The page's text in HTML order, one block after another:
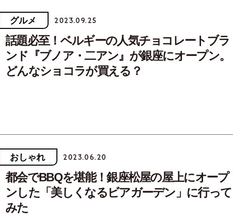
グルメ 2023.09.25
話題必至！ベルギーの人気チョコレートブラ
ンド『ブノア・二アン』が銀座にオープン。
どんなショコラが買える？
おしゃれ 2023.06.20
都会でBBQを堪能！銀座松屋の屋上にオープ
ンした「美しくなるビアガーデン」に行って
みた